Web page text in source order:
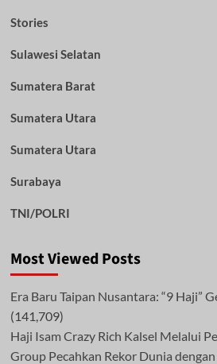
Stories
Sulawesi Selatan
Sumatera Barat
Sumatera Utara
Sumatera Utara
Surabaya
TNI/POLRI
Most Viewed Posts
Era Baru Taipan Nusantara: “9 Haji”
(141,709)
Haji Isam Crazy Rich Kalsel Melalui
Group Pecahkan Rekor Dunia